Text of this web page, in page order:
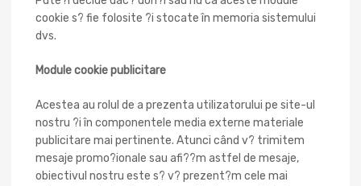
cookie s? fie folosite ?i stocate în memoria sistemului
dvs.
Module cookie publicitare
Acestea au rolul de a prezenta utilizatorului pe site-ul
nostru ?i în componentele media externe materiale
publicitare mai pertinente. Atunci când v? trimitem
mesaje promo?ionale sau afi??m astfel de mesaje,
obiectivul nostru este s? v? prezent?m cele mai